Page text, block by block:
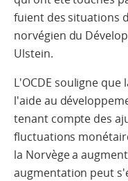
fuient des situations
norvégien du
Ulstein.
L'OCDE souligne
l'aide au
tenant compte des
fluctuations
la Norvège a
augmentation peut